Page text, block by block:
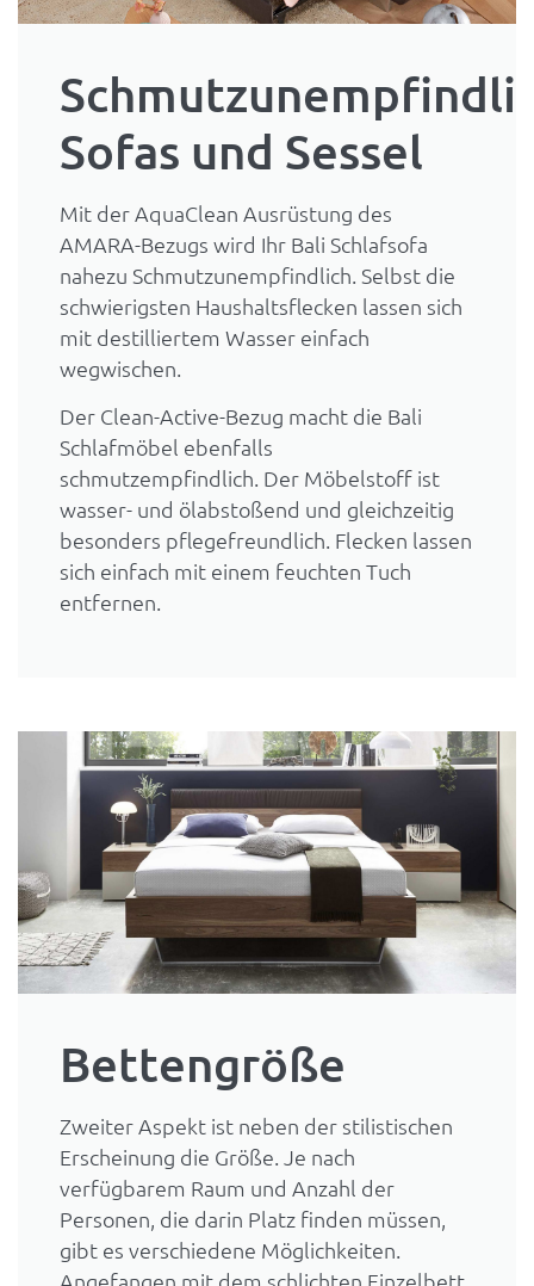
Sofas und Sessel
Mit der AquaClean Ausrüstung des
AMARA-Bezugs wird Ihr Bali Schlafsofa
nahezu Schmutzunempfindlich. Selbst die
schwierigsten Haushaltsflecken lassen sich
mit destilliertem Wasser einfach
wegwischen.
Der Clean-Active-Bezug macht die Bali
Schlafmöbel ebenfalls
schmutzempfindlich. Der Möbelstoff ist
wasser- und ölabstoßend und gleichzeitig
besonders pflegefreundlich. Flecken lassen
sich einfach mit einem feuchten Tuch
entfernen.
Bettengröße
Zweiter Aspekt ist neben der stilistischen
Erscheinung die Größe. Je nach
verfügbarem Raum und Anzahl der
Personen, die darin Platz finden müssen,
gibt es verschiedene Möglichkeiten.
Angefangen mit dem schlichten Einzelbett